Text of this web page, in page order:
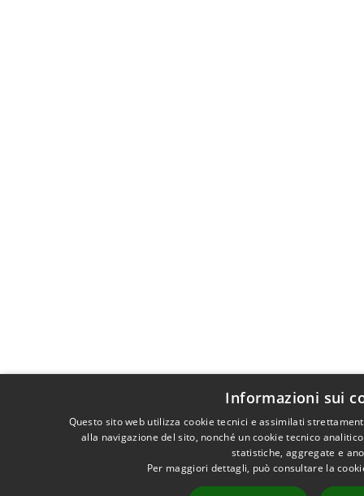
Informazioni sui
Questo sito web utilizza cookie tecnici e assimilati
alla navigazione del sito, nonché un cookie tecnico
statistiche, aggregate e
Per maggiori dettagli, può consultare la